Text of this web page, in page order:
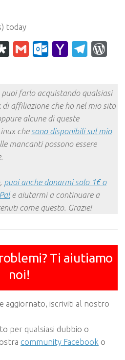
today
Diaspora
Gmail Yahoo
puoi farlo acquistando qualsiasi
di affiliazione che ho nel mio sito
alcune di queste
che sono disponibili sul mio
mancanti possono essere
puoi anche donarmi solo 1€ o
e aiutarmi a continuare a
come questo. Grazie!
Ti aiutiamo
noi!
aggiornato, iscriviti al nostro
per qualsiasi dubbio o
community Facebook o